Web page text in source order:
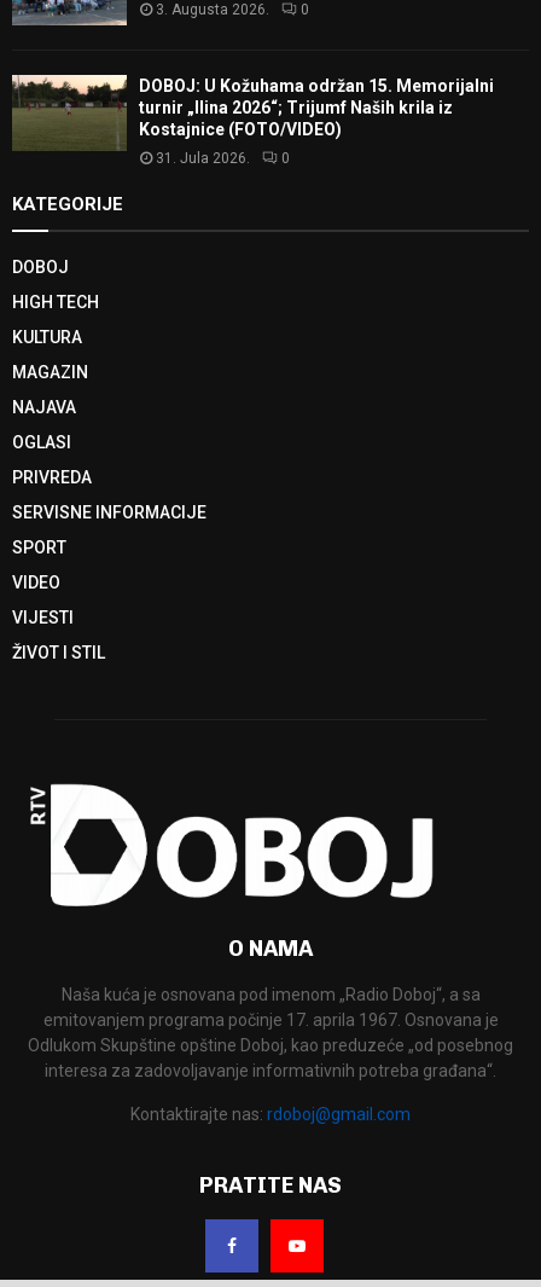
3. Augusta 2026. 0
DOBOJ: U Kožuhama održan 15. Memorijalni
turnir „Ilina 2026“; Trijumf Naših krila iz
Kostajnice (FOTO/VIDEO)
31. Jula 2026. 0
KATEGORIJE
DOBOJ
HIGH TECH
KULTURA
MAGAZIN
NAJAVA
OGLASI
PRIVREDA
SERVISNE INFORMACIJE
SPORT
VIDEO
VIJESTI
ŽIVOT I STIL
O NAMA
Naša kuća je osnovana pod imenom „Radio Doboj“, a sa
emitovanjem programa počinje 17. aprila 1967. Osnovana je
Odlukom Skupštine opštine Doboj, kao preduzeće „od posebnog
interesa za zadovoljavanje informativnih potreba građana“.
Kontaktirajte nas: rdoboj@gmail.com
PRATITE NAS